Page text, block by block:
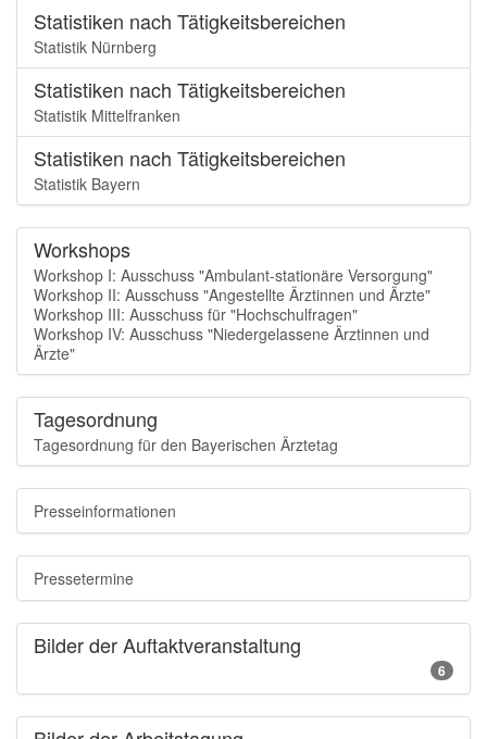
Statistiken nach Tätigkeitsbereichen
Statistik Nürnberg
Statistiken nach Tätigkeitsbereichen
Statistik Mittelfranken
Statistiken nach Tätigkeitsbereichen
Statistik Bayern
Workshops
Workshop I: Ausschuss "Ambulant-stationäre Versorgung"
Workshop II: Ausschuss "Angestellte Ärztinnen und Ärzte"
Workshop III: Ausschuss für "Hochschulfragen"
Workshop IV: Ausschuss "Niedergelassene Ärztinnen und
Ärzte"
Tagesordnung
Tagesordnung für den Bayerischen Ärztetag
Presseinformationen
Pressetermine
Bilder der Auftaktveranstaltung
6